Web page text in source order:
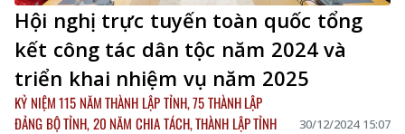
Hội nghị trực tuyến toàn quốc tổng
kết công tác dân tộc năm 2024 và
triển khai nhiệm vụ năm 2025
KỶ NIỆM 115 NĂM THÀNH LẬP TỈNH, 75 THÀNH LẬP
ĐẢNG BỘ TỈNH, 20 NĂM CHIA TÁCH, THÀNH LẬP TỈNH
30/12/2024 15:07